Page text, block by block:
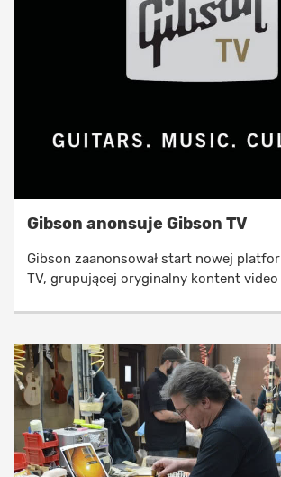
Gibson anonsuje Gibson TV
Gibson zaanonsował start nowej
TV, grupującej oryginalny kontent video